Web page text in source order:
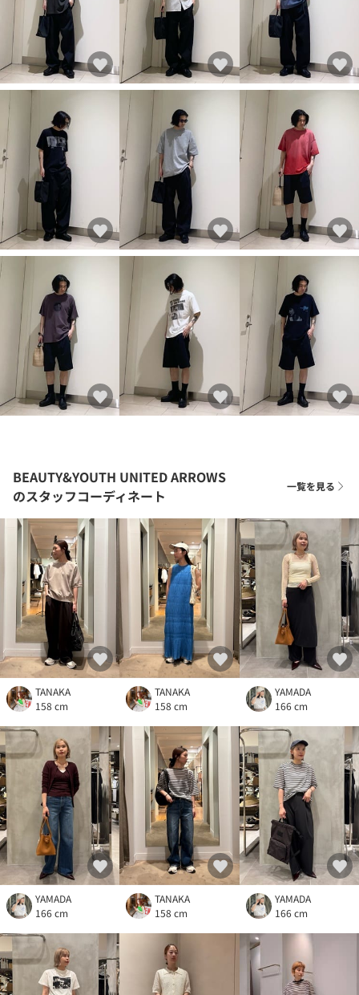
BEAUTY&YOUTH UNITED ARROWS
のスタッフコーディネート
一覧を見る
TANAKA
158 cm
TANAKA
158 cm
YAMADA
166 cm
YAMADA
166 cm
TANAKA
158 cm
YAMADA
166 cm